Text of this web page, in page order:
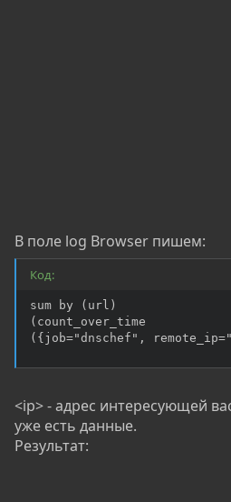
В поле log Browser пишем:
Код:
sum by (url)
(count_over_time
({job="dnschef",
<ip> - адрес интересующей
уже есть данные.
Результат: